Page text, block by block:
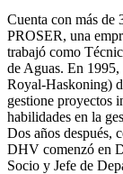
Cuenta con más de
PROSER, una
trabajó como
de Aguas. En
Royal-Haskoning)
gestione proyectos
habilidades en la
Dos años después,
DHV comenzó en
Socio y Jefe de